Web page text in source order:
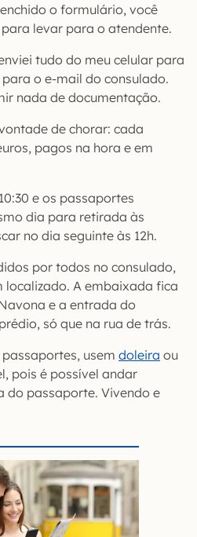
o formulário, você
levar para o atendente.
tudo do meu celular para
o e-mail do consulado.
nada de documentação.
de chorar: cada
pagos na hora e em
e os passaportes
dia para retirada às
no dia seguinte às 12h.
por todos no consulado,
A embaixada fica
e a entrada do
só que na rua de trás.
usem doleira ou
pois é possível andar
do passaporte. Vivendo e